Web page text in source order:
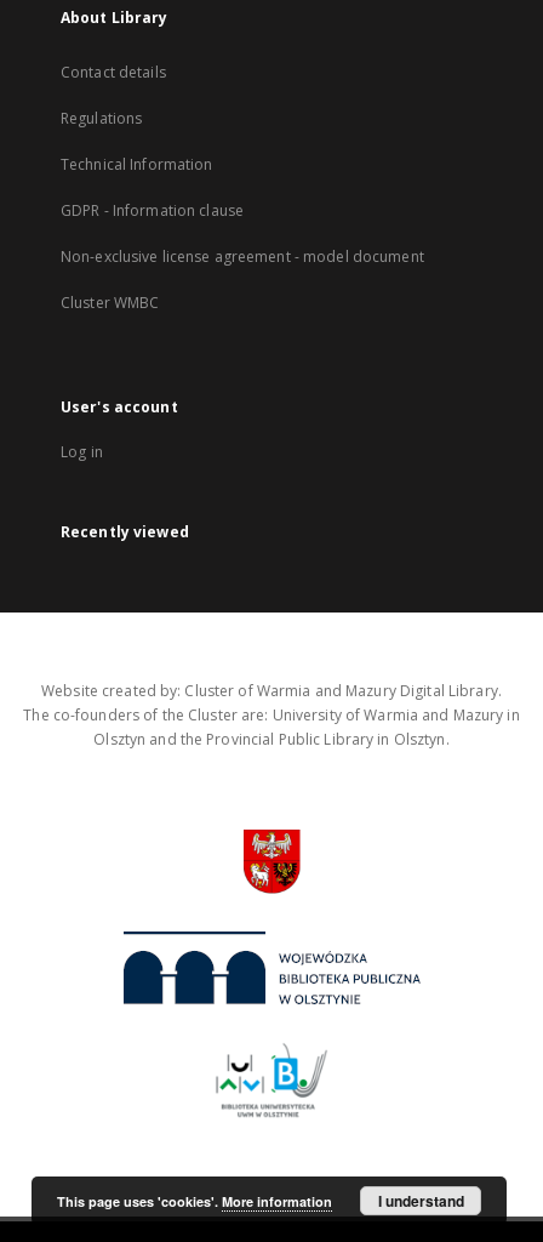
About Library
Contact details
Regulations
Technical Information
GDPR - Information clause
Non-exclusive license agreement - model document
Cluster WMBC
User's account
Log in
Recently viewed
Website created by: Cluster of Warmia and Mazury Digital Library.
The co-founders of the Cluster are: University of Warmia and Mazury in
Olsztyn and the Provincial Public Library in Olsztyn.
This page uses 'cookies'. More information I understand